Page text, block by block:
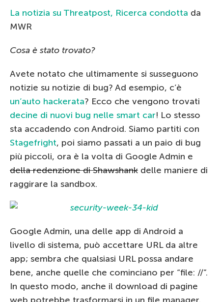
La notizia su Threatpost, Ricerca condotta da
MWR
Cosa è stato trovato?
Avete notato che ultimamente si susseguono
notizie su notizie di bug? Ad esempio, c’è
un’auto hackerata? Ecco che vengono trovati
decine di nuovi bug nelle smart car! Lo stesso
sta accadendo con Android. Siamo partiti con
Stagefright, poi siamo passati a un paio di bug
più piccoli, ora è la volta di Google Admin e
della redenzione di Shawshank delle maniere di
raggirare la sandbox.
Google Admin, una delle app di Android a
livello di sistema, può accettare URL da altre
app; sembra che qualsiasi URL possa andare
bene, anche quelle che cominciano per “file: //”.
In questo modo, anche il download di pagine